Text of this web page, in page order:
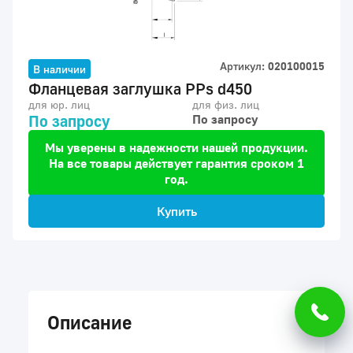
В наличии Артикул: 020100015
Фланцевая заглушка PPs d450
для юр. лиц
По запросу
для физ. лиц
По запросу
Мы уверены в надежности нашей продукции.
На все товары действует гарантия сроком 1
год.
Купить
Описание